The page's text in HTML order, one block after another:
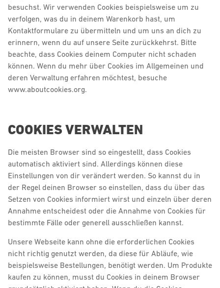
besuchst. Wir verwenden Cookies beispielsweise um zu
verfolgen, was du in deinem Warenkorb hast, um
Kontaktformulare zu übermitteln und um uns an dich zu
erinnern, wenn du auf unsere Seite zurückkehrst. Bitte
beachte, dass Cookies deinem Computer nicht schaden
können. Wenn du mehr über Cookies im Allgemeinen und
deren Verwaltung erfahren möchtest, besuche
www.aboutcookies.org.
COOKIES VERWALTEN
Die meisten Browser sind so eingestellt, dass Cookies
automatisch aktiviert sind. Allerdings können diese
Einstellungen von dir verändert werden. So kannst du in
der Regel deinen Browser so einstellen, dass du über das
Setzen von Cookies informiert wirst und einzeln über deren
Annahme entscheidest oder die Annahme von Cookies für
bestimmte Fälle oder generell ausschließen kannst.
Unsere Webseite kann ohne die erforderlichen Cookies
nicht richtig genutzt werden, da diese für Abläufe, wie
beispielsweise Bestellungen, benötigt werden. Um Produkte
kaufen zu können, musst du Cookies in deinem Browser